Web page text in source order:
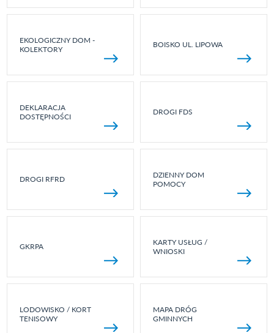
EKOLOGICZNY DOM -
KOLEKTORY
BOISKO UL. LIPOWA
DEKLARACJA
DOSTĘPNOŚCI
DROGI FDS
DROGI RFRD
DZIENNY DOM
POMOCY
GKRPA
KARTY USŁUG /
WNIOSKI
LODOWISKO / KORT
TENISOWY
MAPA DRÓG
GMINNYCH